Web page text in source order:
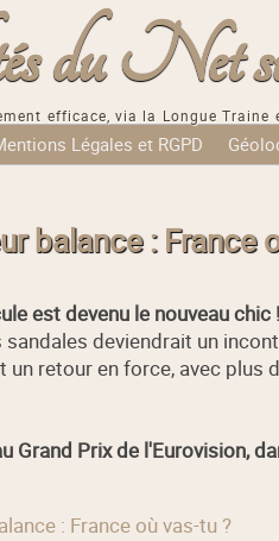
du Net
efficace, via la Longue
Légales et RGPD
balance : France
est devenu le nouveau chic !
deviendrait un
retour en force, avec plus
Grand Prix de l'Eurovision,
: France où vas-tu ?